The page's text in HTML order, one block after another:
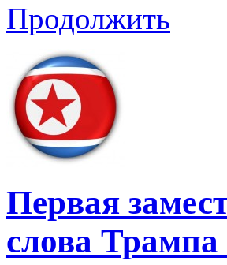
Продолжить
Первая
слова